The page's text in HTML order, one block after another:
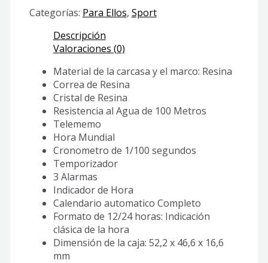
Categorías: Para Ellos, Sport
Descripción
Valoraciones (0)
Material de la carcasa y el marco: Resina
Correa de Resina
Cristal de Resina
Resistencia al Agua de 100 Metros
Telememo
Hora Mundial
Cronometro de 1/100 segundos
Temporizador
3 Alarmas
Indicador de Hora
Calendario automatico Completo
Formato de 12/24 horas: Indicación
clásica de la hora
Dimensión de la caja: 52,2 x 46,6 x 16,6
mm